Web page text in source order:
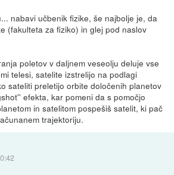
nabavi učbenik fizike, še najbolje je, da
(fakulteta za fiziko) in glej pod naslov
poletov v daljnem veseolju deluje vse
telesi, satelite izstrelijo na podlagi
sateliti preletijo orbite določenih planetov
efekta, kar pomeni da s pomočjo
in satelitom pospešiš satelit, ki pač
trajektoriju.